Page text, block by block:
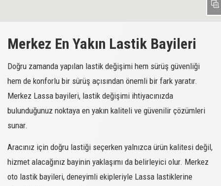
Merkez En Yakın Lastik Bayileri
Doğru zamanda yapılan lastik değişimi hem sürüş güvenliği
hem de konforlu bir sürüş açısından önemli bir fark yaratır.
Merkez Lassa bayileri, lastik değişimi ihtiyacınızda
bulunduğunuz noktaya en yakın kaliteli ve güvenilir çözümleri
sunar.
Aracınız için doğru lastiği seçerken yalnızca ürün kalitesi değil,
hizmet alacağınız bayinin yaklaşımı da belirleyici olur. Merkez
oto lastik bayileri, deneyimli ekipleriyle Lassa lastiklerine